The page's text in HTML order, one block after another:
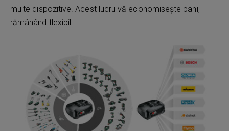
multe dispozitive. Acest lucru vă economisește bani,
rămânând flexibil!